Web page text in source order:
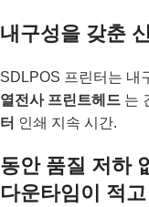
내구성을 갖춘
SDLPOS 프린터는 내
열전사 프린트헤드 는
터 인쇄 지속 시간.
동안 품질 저하
다운타임이 적